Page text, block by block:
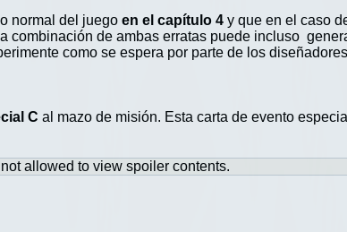
normal del juegoen el capítulo 4 y que en el caso
combinación de ambas erratas puede incluso
como se espera por parte de los
C al mazo de misión. Esta carta de evento
allowed to view spoiler contents.